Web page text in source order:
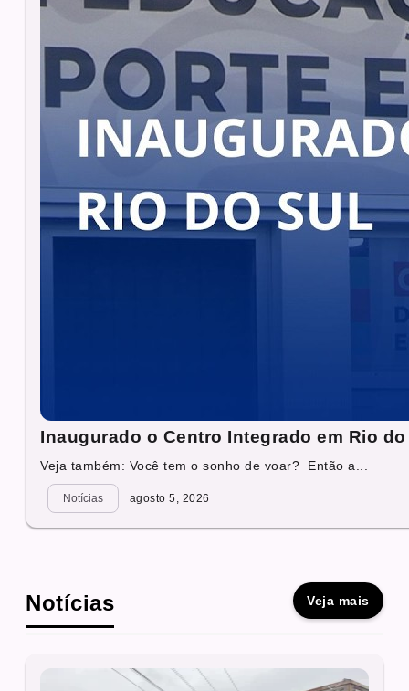
Inaugurado o Centro Integrado em Rio
Veja também: Você tem o sonho de voar? Então a...
Notícias agosto 5, 2026
Notícias Veja mais